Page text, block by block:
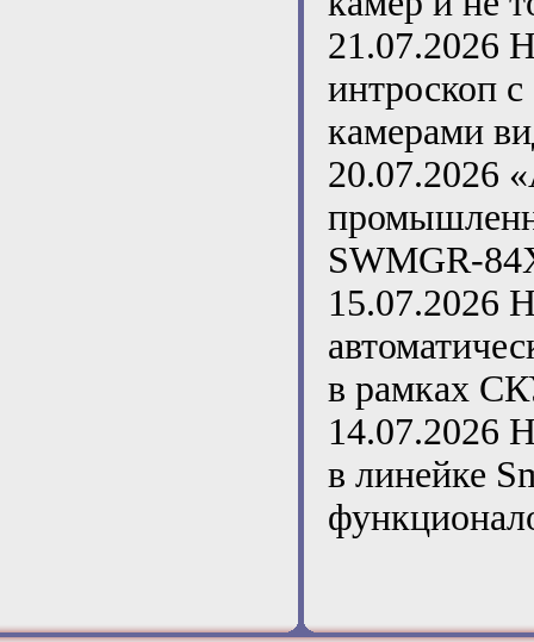
21.07.2026
интроскоп
камерами
20.07.2026
SWMGR-
15.07.2026
в рамках
14.07.2026
в линейке